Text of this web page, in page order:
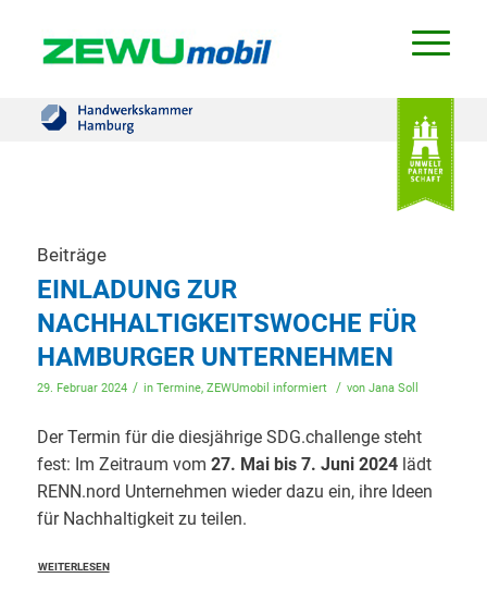
Beiträge
EINLADUNG ZUR
NACHHALTIGKEITSWOCHE FÜR
HAMBURGER UNTERNEHMEN
29. Februar 2024 / in Termine, ZEWUmobil informiert / von Jana Soll
Der Termin für die diesjährige SDG.challenge steht
fest: Im Zeitraum vom 27. Mai bis 7. Juni 2024 lädt
RENN.nord Unternehmen wieder dazu ein, ihre Ideen
für Nachhaltigkeit zu teilen.
WEITERLESEN